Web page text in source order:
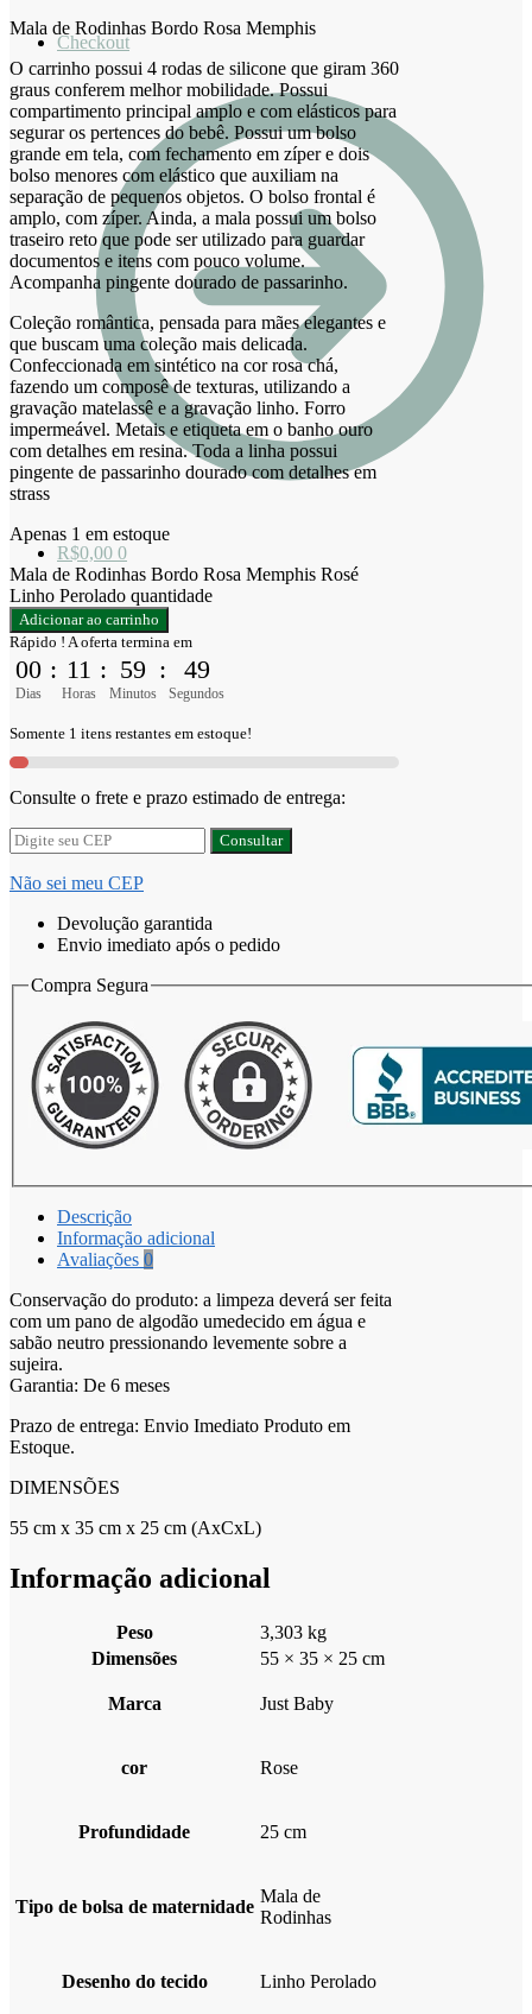
Checkout
R$0,00 0
Mala de Rodinhas Bordo Rosa Memphis
O carrinho possui 4 rodas de silicone que giram 360
graus conferem melhor mobilidade. Possui
compartimento principal amplo e com elásticos para
segurar os pertences do bebê. Possui um bolso
grande em tela, com fechamento em zíper e dois
bolso menores com elástico que auxiliam na
separação de pequenos objetos. O bolso frontal é
amplo, com zíper. Ainda, a mala possui um bolso
traseiro reto que pode ser utilizado para guardar
documentos e itens com pouco volume.
Acompanha pingente dourado de passarinho.
Coleção romântica, pensada para mães elegantes e
que buscam uma coleção mais delicada.
Confeccionada em sintético na cor rosa chá,
fazendo um composê de texturas, utilizando a
gravação matelassê e a gravação linho. Forro
impermeável. Metais e etiqueta em o banho ouro
com detalhes em resina. Toda a linha possui
pingente de passarinho dourado com detalhes em
strass
Apenas 1 em estoque
Mala de Rodinhas Bordo Rosa Memphis Rosé
Linho Perolado quantidade
Adicionar ao carrinho
Rápido ! A oferta termina em
00
Dias
: 11
Horas
: 59
Minutos
: 48
Segundos
Somente 1 itens restantes em estoque!
Consulte o frete e prazo estimado de entrega:
Consultar
Não sei meu CEP
Devolução garantida
Envio imediato após o pedido
Compra Segura
Descrição
Informação adicional
Avaliações 0
Conservação do produto: a limpeza deverá ser feita
com um pano de algodão umedecido em água e
sabão neutro pressionando levemente sobre a
sujeira.
Garantia: De 6 meses
Prazo de entrega: Envio Imediato Produto em
Estoque.
DIMENSÕES
55 cm x 35 cm x 25 cm (AxCxL)
Informação adicional
Peso
3,303 kg
Dimensões
55 × 35 × 25 cm
Marca Just Baby
cor Rose
Profundidade 25 cm
Tipo de bolsa de maternidade
Mala de
Rodinhas
Desenho do tecido Linho Perolado